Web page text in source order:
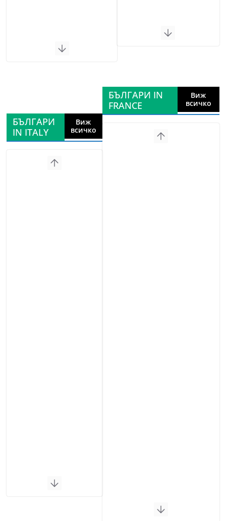
БЪЛГАРИ
IN ITALY
Виж
всичко
БЪЛГАРИ IN
FRANCE
Виж
всичко